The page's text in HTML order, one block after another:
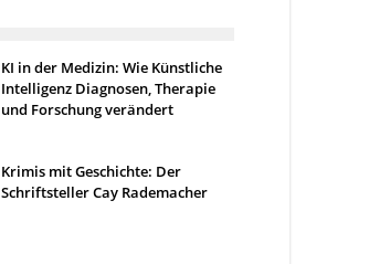
KI in der Medizin: Wie Künstliche
Intelligenz Diagnosen, Therapie
und Forschung verändert
Krimis mit Geschichte: Der
Schriftsteller Cay Rademacher